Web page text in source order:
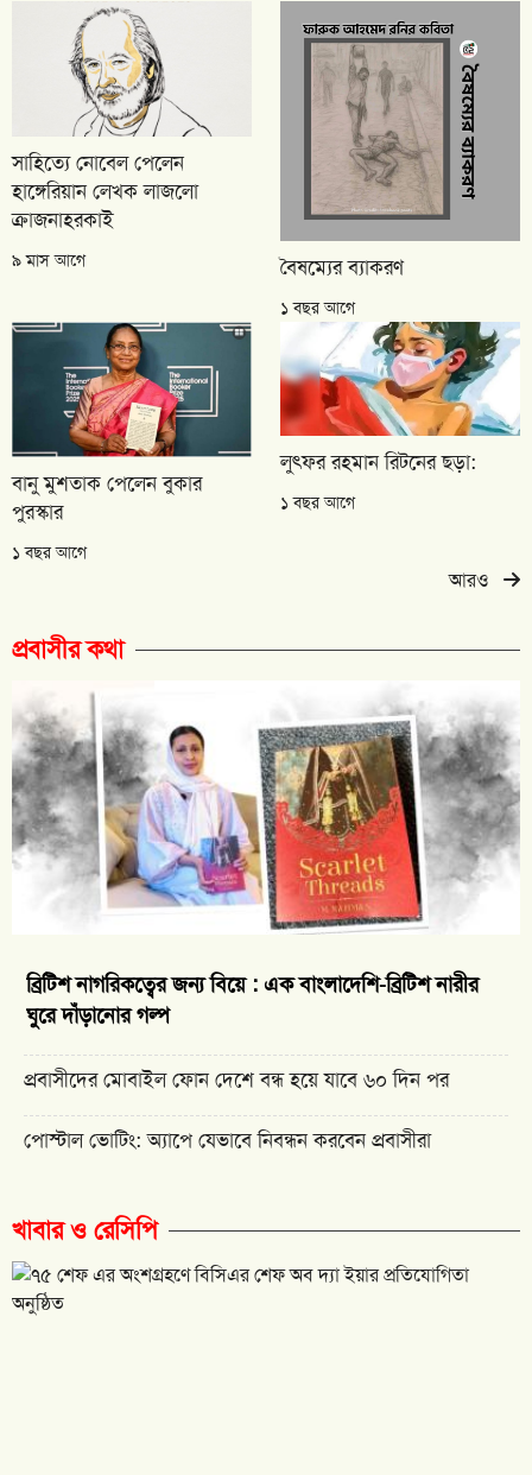
সাহিত্যে নোবেল পেলেন
হাঙ্গেরিয়ান লেখক লাজলো
ক্রাজনাহরকাই
৯ মাস আগে বৈষম্যের ব্যাকরণ
১ বছর আগে
বানু মুশতাক পেলেন বুকার
পুরস্কার
১ বছর আগে
লুৎফর রহমান রিটনের ছড়া:
১ বছর আগে
আরও
প্রবাসীর কথা
ব্রিটিশ নাগরিকত্বের জন্য বিয়ে : এক বাংলাদেশি-ব্রিটিশ নারীর
ঘুরে দাঁড়ানোর গল্প
প্রবাসীদের মোবাইল ফোন দেশে বন্ধ হয়ে যাবে ৬০ দিন পর
পোস্টাল ভোটিং: অ্যাপে যেভাবে নিবন্ধন করবেন প্রবাসীরা
খাবার ও রেসিপি